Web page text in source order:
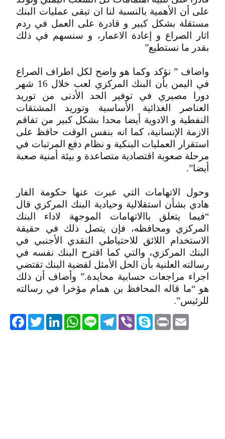
على أن الأهمية بالنسبة لنا ان تبقى عمليات البنك
مستقلة بشكل كبير و قادرة على العمل في ردم
اثار الصراع و إعادة الاعمار، و سنسهم في ذلك
بقدر ما نستطيع”
واضاف ” نؤكد وكما هو واضح لكل اطراف الصراع
في اليمن بأن البنك المركزي لعب خلال 16 شهر
دورا مصيري في توفير الحد الأدنى من توريد
العناصر الغذائية الأساسية وتوريد المشتقات
النفطية و الادوية أيضا محدا بشكل كبير من تفاقم
الازمة الإنسانية، كما انه بنفس الوقت حافظ على
استقرار العمليات البنكية و نظام دفع المرتبات في
مرحلة صعوبة اقتصادية متصاعدة و بيئة أمنية صعبة
أيضا”.
وحول الاتهامات التي عبرت عنها حكومة الفار
هادي بشأن استقلالية وحيادية البنك المركزي قال
“فيما يتعلق باالاتهامات الموجهة لاداء البنك
المركزي ومحافظه، فإن يتصل ذلك في حقيقة
الاستخدام اللائق للاحتياطي النقدي الأجنبي في
البنك المركزي، والتي كما اقترح البنك نفسه في
رسالته العلنية بأن الحل الأمثل لقضية البنك تقتضي
اجراء مراجعات حسابية محايدة.” وأضاف أن ذلك
هو “ما قاله المحافظ بن همام مؤخرا في رسالته
للرئيس”.
TwitterLinkedIn
WhatsApp Line
Telegram ViberSkype PrintEmail